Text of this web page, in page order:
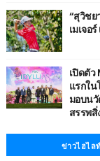
“สุวิชย
เมเจอ
เปิดตั
แรกใน
มอบน
สรรพสิ่
ข่าวไฮไลท์